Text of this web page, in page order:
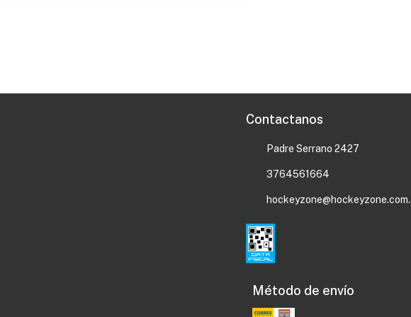
Contactanos
Padre Serrano 2427
3764561664
Método de envío